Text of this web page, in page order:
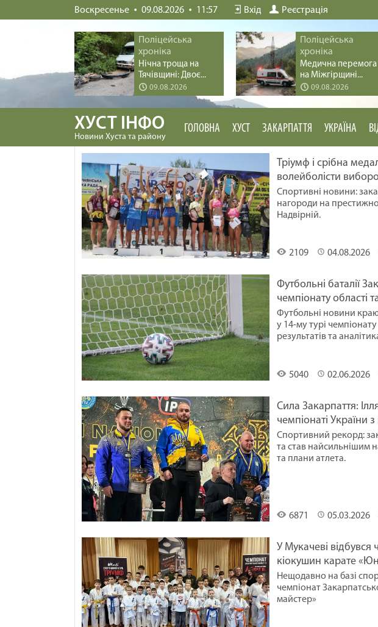
Воскресенье 09.08.2026 11:57 Вхід Реєстрація
Поліцейська
хроніка
Нічна троща на
Тячівщині: Двоє...
09.08.2026
Поліцейська
хроніка
Медична перемога
на Міжгірщині...
09.08.2026
ХУСТ ІНФО
Новини Хуста та району
ГОЛОВНА ХУСТ ЗАКАРПАТТЯ УКРАЇНА
Спорт
Тріумф і срібна
волейболісти
України з пляжного
2109 04.08.2026
Спортивні новини:
нагороди на
Надвірній.
Спорт
Футбольні баталії
чемпіонату області
5040 02.06.2026
Футбольні новини
у 14-му турі
результатів та
Спорт
Сила Закарпаття:
чемпіонаті України
6871 05.03.2026
Спортивний рекорд:
та став найсильнішим
та плани атлета.
У Мукачеві відбувся
кіокушин карате
Нещодавно на базі
чемпіонат
майстер»